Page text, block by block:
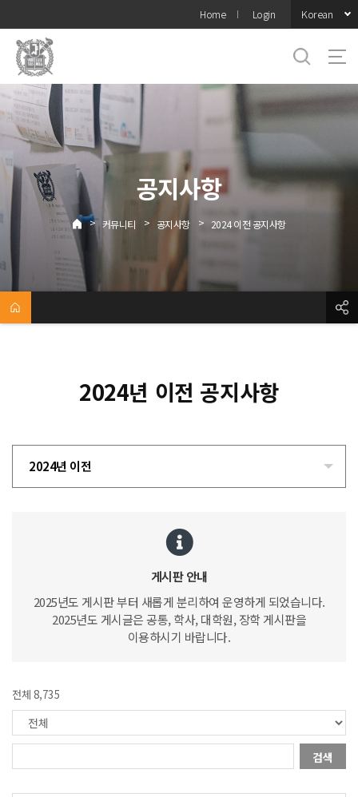
메뉴
Home Login Korean
공지사항
> 커뮤니티 > 공지사항 > 2024 이전 공지사항
2024년 이전 공지사항
2024년 이전
게시판 안내
2025년도 게시판 부터 새롭게 분리하여 운영하게 되었습니다.
2025년도 게시글은 공통, 학사, 대학원, 장학 게시판을
이용하시기 바랍니다.
전체 8,735
검색